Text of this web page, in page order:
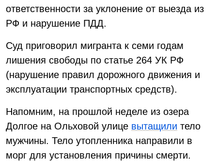
ответственности за уклонение от выезда из
РФ и нарушение ПДД.
Суд приговорил мигранта к семи годам
лишения свободы по статье 264 УК РФ
(нарушение правил дорожного движения и
эксплуатации транспортных средств).
Напомним, на прошлой неделе из озера
Долгое на Ольховой улице вытащили тело
мужчины. Тело утопленника направили в
морг для установления причины смерти.